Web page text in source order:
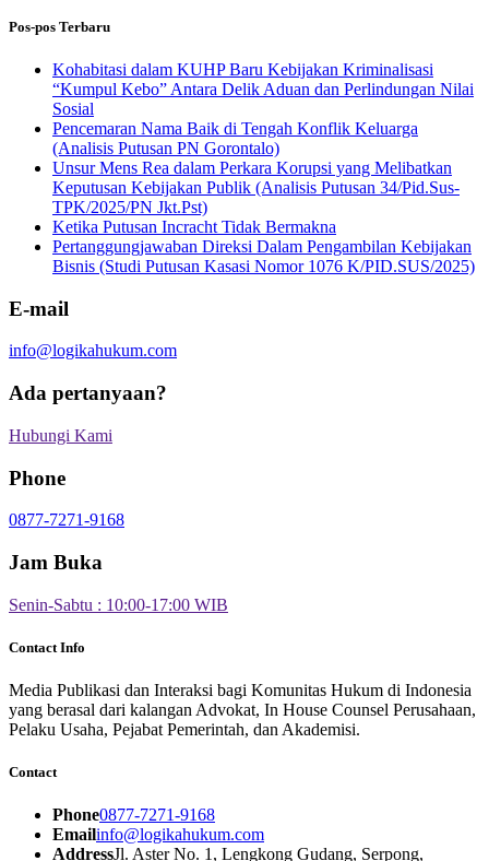
Pos-pos Terbaru
Kohabitasi dalam KUHP Baru Kebijakan Kriminalisasi
“Kumpul Kebo” Antara Delik Aduan dan Perlindungan Nilai
Sosial
Pencemaran Nama Baik di Tengah Konflik Keluarga
(Analisis Putusan PN Gorontalo)
Unsur Mens Rea dalam Perkara Korupsi yang Melibatkan
Keputusan Kebijakan Publik (Analisis Putusan 34/Pid.Sus-
TPK/2025/PN Jkt.Pst)
Ketika Putusan Incracht Tidak Bermakna
Pertanggungjawaban Direksi Dalam Pengambilan Kebijakan
Bisnis (Studi Putusan Kasasi Nomor 1076 K/PID.SUS/2025)
E-mail
info@logikahukum.com
Ada pertanyaan?
Hubungi Kami
Phone
0877-7271-9168
Jam Buka
Senin-Sabtu : 10:00-17:00 WIB
Contact Info
Media Publikasi dan Interaksi bagi Komunitas Hukum di Indonesia
yang berasal dari kalangan Advokat, In House Counsel Perusahaan,
Pelaku Usaha, Pejabat Pemerintah, dan Akademisi.
Contact
Phone0877-7271-9168
Emailinfo@logikahukum.com
AddressJl. Aster No. 1, Lengkong Gudang, Serpong,